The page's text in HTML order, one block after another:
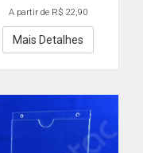
A partir de R$ 22,90
Mais Detalhes